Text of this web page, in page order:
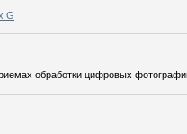
G
обработки цифровых